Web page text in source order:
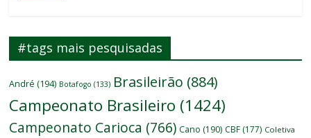
#tags mais pesquisadas
André (194) Botafogo (133) Brasileirão (884)
Campeonato Brasileiro (1424)
Campeonato Carioca (766) Cano (190) CBF (177) Coletiva